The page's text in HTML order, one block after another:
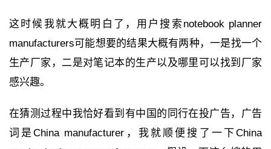
这时候我就大概明白了，用户搜索notebook planner
manufacturers可能想要的结果大概有两种，一是找一个
生产厂家，二是对笔记本的生产以及哪里可以找到厂家
感兴趣。
在猜测过程中我恰好看到有中国的同行在投广告，广告
词是China manufacturer，我就顺便搜了一下China